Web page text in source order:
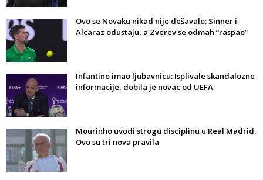
Ovo se Novaku nikad nije dešavalo: Sinner i
Alcaraz odustaju, a Zverev se odmah “raspao”
Infantino imao ljubavnicu: Isplivale skandalozne
informacije, dobila je novac od UEFA
Mourinho uvodi strogu disciplinu u Real Madrid.
Ovo su tri nova pravila